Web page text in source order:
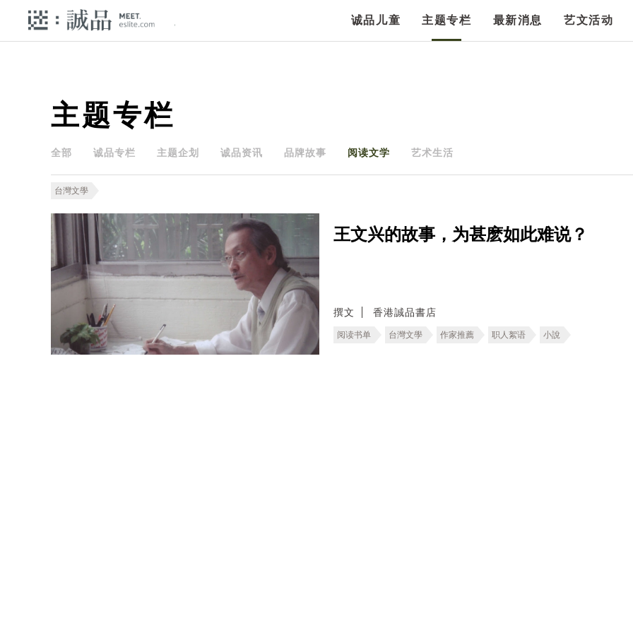
诚品儿童 主题专栏 最新消息 艺文活动
主题专栏
全部 诚品专栏 主题企划 诚品资讯 品牌故事 阅读文学 艺术生活
台灣文學
王文兴的故事，为甚麽如此难说？
撰文 香港誠品書店
阅读书单 台灣文學 作家推薦 职人絮语 小說